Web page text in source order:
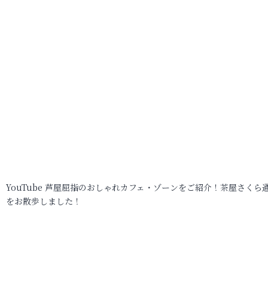
YouTube 芦屋屈指のおしゃれカフェ・ゾーンをご紹介！茶屋さくら
をお散歩しました！